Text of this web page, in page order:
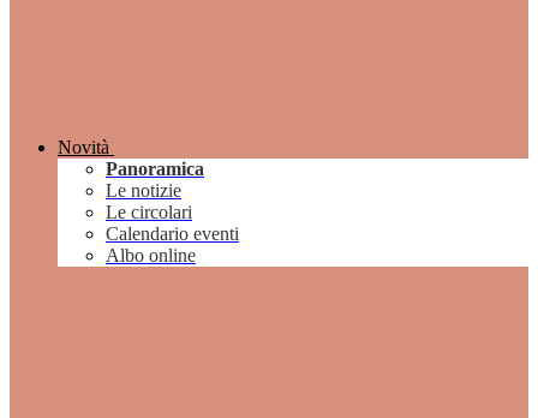
Novità
Panoramica
Le notizie
Le circolari
Calendario eventi
Albo online